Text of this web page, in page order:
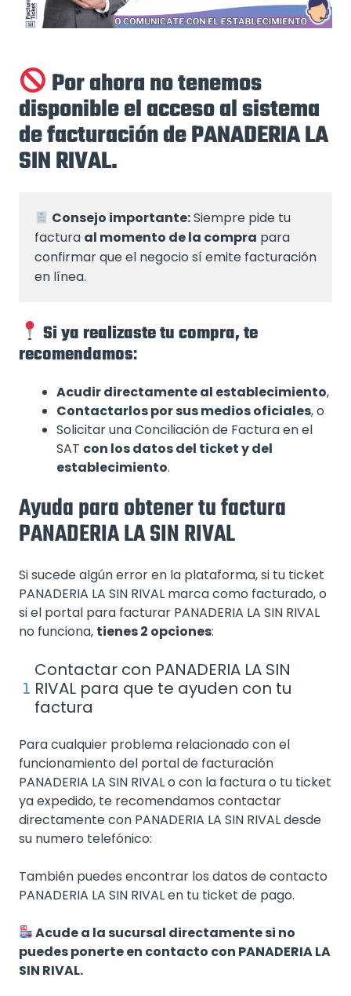
Por ahora no tenemos
disponible el acceso al sistema
de facturación de PANADERIA LA
SIN RIVAL.
Consejo importante: Siempre pide tu
factura al momento de la compra para
confirmar que el negocio sí emite facturación
en línea.
Si ya realizaste tu compra, te
recomendamos:
Acudir directamente al establecimiento,
Contactarlos por sus medios oficiales, o
Solicitar una Conciliación de Factura en el
SAT con los datos del ticket y del
establecimiento.
Ayuda para obtener tu factura
PANADERIA LA SIN RIVAL
Si sucede algún error en la plataforma, si tu ticket
PANADERIA LA SIN RIVAL marca como facturado, o
si el portal para facturar PANADERIA LA SIN RIVAL
no funciona, tienes 2 opciones:
Contactar con PANADERIA LA SIN
RIVAL para que te ayuden con tu
factura
Para cualquier problema relacionado con el
funcionamiento del portal de facturación
PANADERIA LA SIN RIVAL o con la factura o tu ticket
ya expedido, te recomendamos contactar
directamente con PANADERIA LA SIN RIVAL desde
su numero telefónico:
También puedes encontrar los datos de contacto
PANADERIA LA SIN RIVAL en tu ticket de pago.
Acude a la sucursal directamente si no
puedes ponerte en contacto con PANADERIA LA
SIN RIVAL.